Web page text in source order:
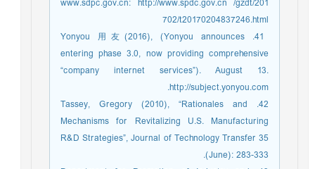
www.sdpc.gov.cn: http://www.spdc.gov.cn /gzdt/201
702/t20170204837246.html
41. Yonyou 用友(2016), (Yonyou announces
entering phase 3.0, now providing comprehensive
“company internet services”). August 13.
http://subject.yonyou.com.
42. Tassey, Gregory (2010), “Rationales and
Mechanisms for Revitalizing U.S. Manufacturing
R&D Strategies”, Journal of Technology Transfer 35
(June): 283-333.